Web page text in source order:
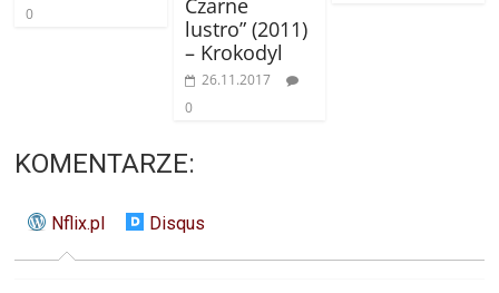
0
lustro” (2011)
– Krokodyl
26.11.2017
0
KOMENTARZE:
Nflix.pl Disqus